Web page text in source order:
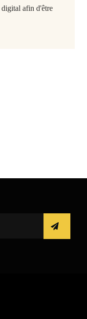
digital afin d'être